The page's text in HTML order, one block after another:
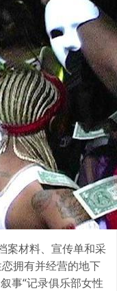
案材料、宣传单和采
拥有并经营的地下
事“记录俱乐部女性